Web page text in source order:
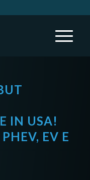
IN USA!
EV E